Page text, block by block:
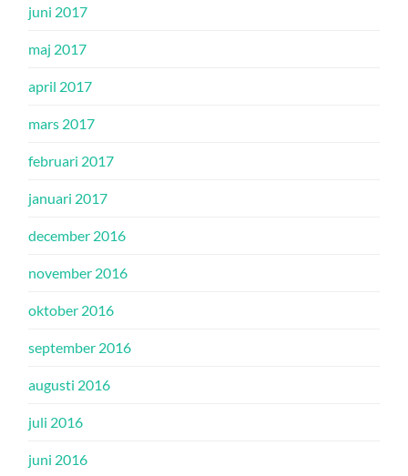
juni 2017
maj 2017
april 2017
mars 2017
februari 2017
januari 2017
december 2016
november 2016
oktober 2016
september 2016
augusti 2016
juli 2016
juni 2016